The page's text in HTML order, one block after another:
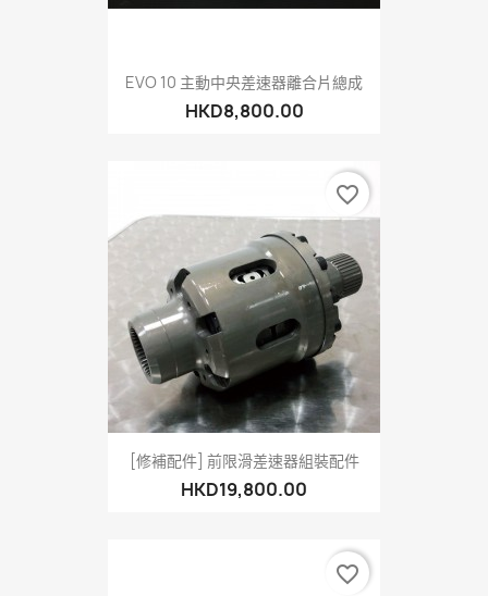
EVO 10 主動中央差速器離合片總成
HKD8,800.00
[修補配件] 前限滑差速器組裝配件
HKD19,800.00
favorite_border
favorite_border